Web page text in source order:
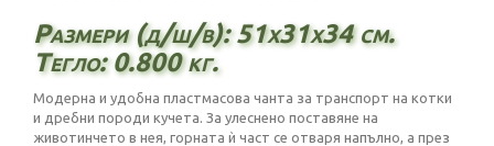
Размери (д/ш/в): 51х31х34 см.
Тегло: 0.800 кг.
Модерна и удобна пластмасова чанта за транспорт на котки
и дребни породи кучета. За улеснено поставяне на
животинчето в нея, горната ѝ част се отваря напълно, а през